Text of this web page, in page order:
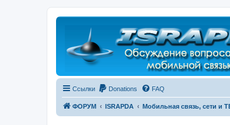
Регистрация
Ссылки Donations FAQ
ФОРУМ ISRAPDA Мобильная связь, сети и